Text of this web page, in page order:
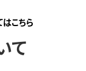
こちら
て